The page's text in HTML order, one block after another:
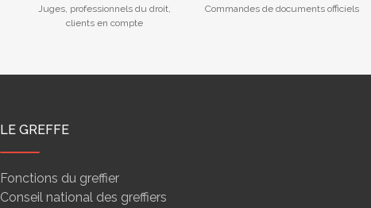
Juges, professionnels du droit,
clients en compte
Commandes de documents officiels
LE GREFFE
Fonctions du greffier
Conseil national des greffiers